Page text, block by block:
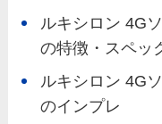
ルキシロン 4G
の特徴・スペッ
ルキシロン 4G
のインプレ